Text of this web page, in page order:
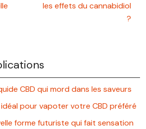
les effets du cannabidiol
?
CBD qui mord dans les saveurs
pour vapoter votre CBD préféré
forme futuriste qui fait sensation